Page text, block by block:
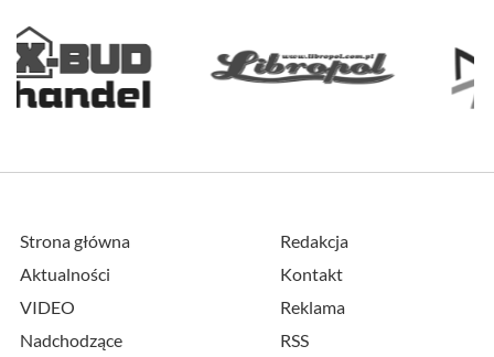
Strona główna
Aktualności
VIDEO
Nadchodzące
Redakcja
Kontakt
Reklama
RSS